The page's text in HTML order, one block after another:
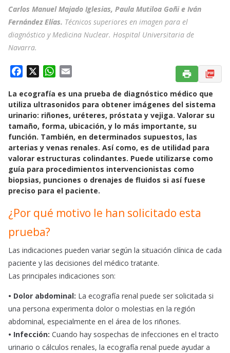
Carlos Manuel Majado Iglesias, Paula Mutiloa Goñi e Iván
Fernández Elías. Técnicos superiores en imagen para el
diagnóstico y Medicina Nuclear. Hospital Universitaria de
Navarra.
c
e
b
o
o
k
W
a
t
s
A
p
p
a
i
l
La ecografía es una prueba de diagnóstico médico que
utiliza ultrasonidos para obtener imágenes del sistema
urinario: riñones, uréteres, próstata y vejiga. Valorar su
tamaño, forma, ubicación, y lo más importante, su
función. También, en determinados supuestos, las
arterias y venas renales. Así como, es de utilidad para
valorar estructuras colindantes. Puede utilizarse como
guía para procedimientos intervencionistas como
biopsias, punciones o drenajes de fluidos si así fuese
preciso para el paciente.
¿Por qué motivo le han solicitado esta
prueba?
Las indicaciones pueden variar según la situación clínica de cada
paciente y las decisiones del médico tratante.
Las principales indicaciones son:
• Dolor abdominal: La ecografía renal puede ser solicitada si
una persona experimenta dolor o molestias en la región
abdominal, especialmente en el área de los riñones.
• Infección: Cuando hay sospechas de infecciones en el tracto
urinario o cálculos renales, la ecografía renal puede ayudar a